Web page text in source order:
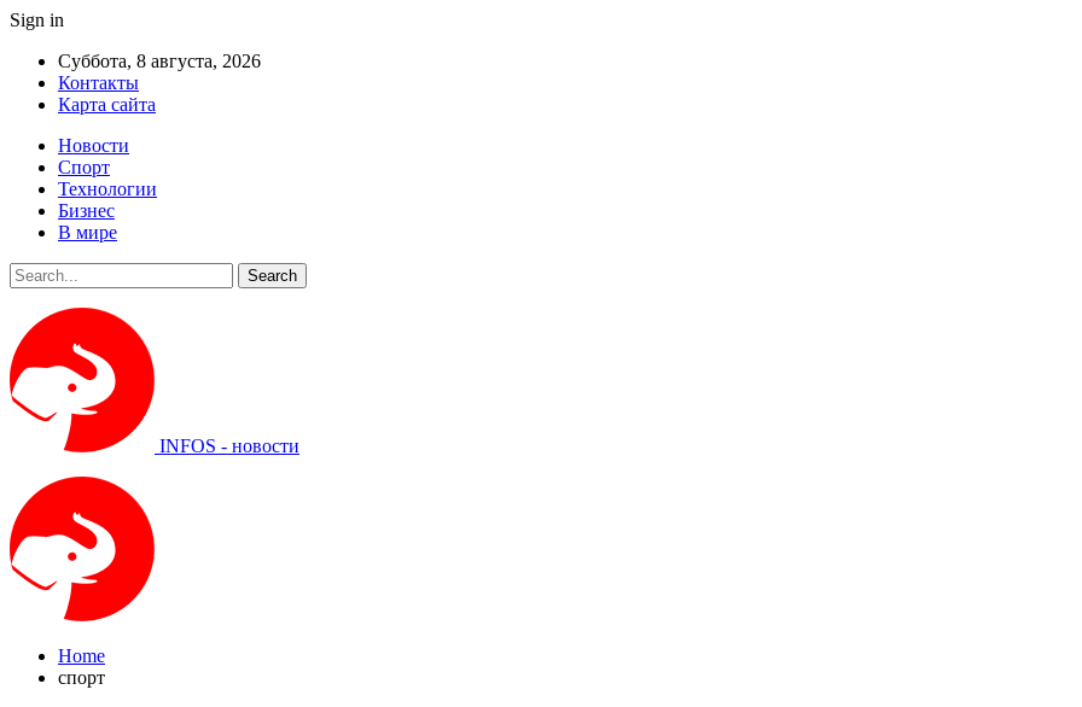
Sign in
Суббота, 8 августа, 2026
Контакты
Карта сайта
Новости
Спорт
Технологии
Бизнес
В мире
INFOS - новости
Home
спорт